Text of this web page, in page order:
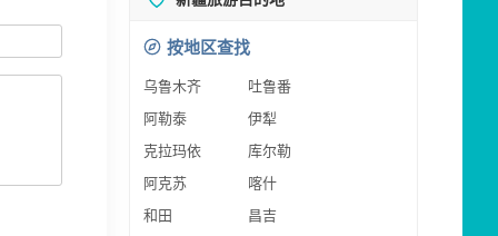
按地区查找
乌鲁木齐
吐鲁番
阿勒泰
伊犁
克拉玛依
库尔勒
阿克苏
喀什
和田
昌吉